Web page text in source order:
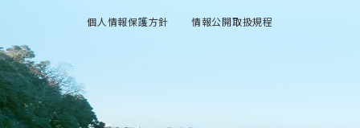
個人情報保護方針 情報公開取扱規程